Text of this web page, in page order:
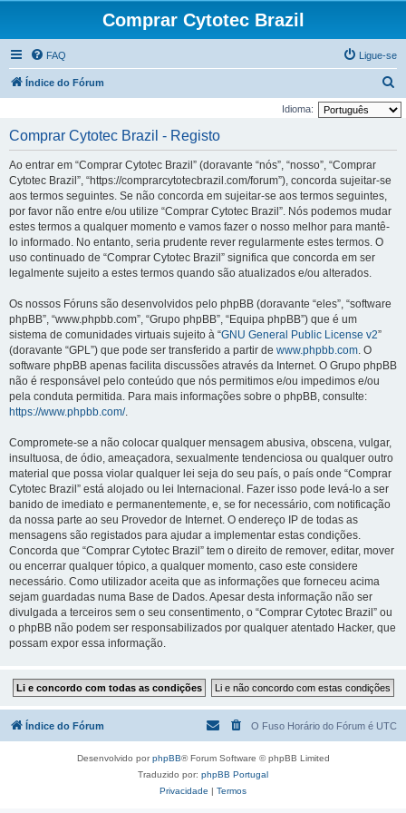
Comprar Cytotec Brazil
FAQ Ligue-se
Índice do Fórum
e
Idioma:
Comprar Cytotec Brazil - Registo
Ao entrar em “Comprar Cytotec Brazil” (doravante “nós”, “nosso”, “Comprar
Cytotec Brazil”, “https://comprarcytotecbrazil.com/forum”), concorda sujeitar-se
aos termos seguintes. Se não concorda em sujeitar-se aos termos seguintes,
por favor não entre e/ou utilize “Comprar Cytotec Brazil”. Nós podemos mudar
estes termos a qualquer momento e vamos fazer o nosso melhor para mantê-
lo informado. No entanto, seria prudente rever regularmente estes termos. O
uso continuado de “Comprar Cytotec Brazil” significa que concorda em ser
legalmente sujeito a estes termos quando são atualizados e/ou alterados.
Os nossos Fóruns são desenvolvidos pelo phpBB (doravante “eles”, “software
phpBB”, “www.phpbb.com”, “Grupo phpBB”, “Equipa phpBB”) que é um
sistema de comunidades virtuais sujeito à “GNU General Public License v2”
(doravante “GPL”) que pode ser transferido a partir de www.phpbb.com. O
software phpBB apenas facilita discussões através da Internet. O Grupo phpBB
não é responsável pelo conteúdo que nós permitimos e/ou impedimos e/ou
pela conduta permitida. Para mais informações sobre o phpBB, consulte:
https://www.phpbb.com/.
Compromete-se a não colocar qualquer mensagem abusiva, obscena, vulgar,
insultuosa, de ódio, ameaçadora, sexualmente tendenciosa ou qualquer outro
material que possa violar qualquer lei seja do seu país, o país onde “Comprar
Cytotec Brazil” está alojado ou lei Internacional. Fazer isso pode levá-lo a ser
banido de imediato e permanentemente, e, se for necessário, com notificação
da nossa parte ao seu Provedor de Internet. O endereço IP de todas as
mensagens são registados para ajudar a implementar estas condições.
Concorda que “Comprar Cytotec Brazil” tem o direito de remover, editar, mover
ou encerrar qualquer tópico, a qualquer momento, caso este considere
necessário. Como utilizador aceita que as informações que forneceu acima
sejam guardadas numa Base de Dados. Apesar desta informação não ser
divulgada a terceiros sem o seu consentimento, o “Comprar Cytotec Brazil” ou
o phpBB não podem ser responsabilizados por qualquer atentado Hacker, que
possam expor essa informação.
Índice do Fórum O Fuso Horário do Fórum é UTC
Desenvolvido porphpBB® Forum Software © phpBB Limited
Traduzido por: phpBB Portugal
Privacidade | Termos